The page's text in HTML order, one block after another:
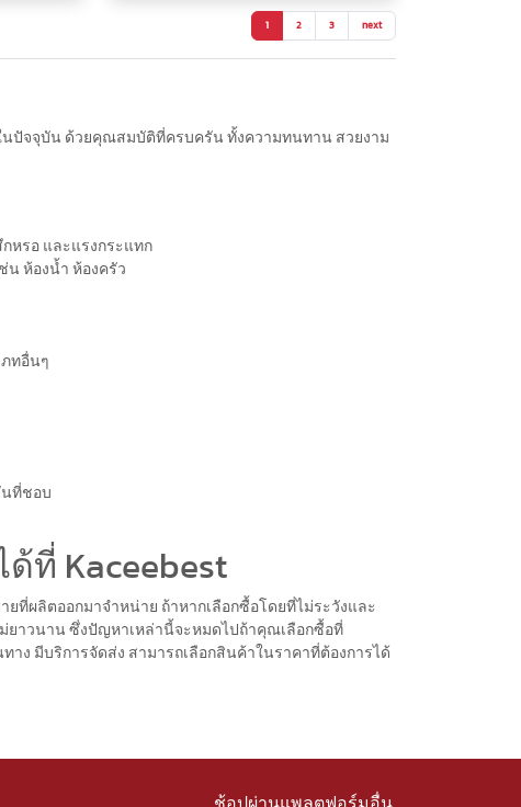
1 2 3 next
นปัจจุบัน ด้วยคุณสมบัติที่ครบครัน ทั้งความทนทาน สวยงาม
หรอ และแรงกระแทก
น ห้องน้ำ ห้องครัว
ภทอื่นๆ
นที่ชอบ
ที่ Kaceebest
ที่ผลิตออกมาจำหน่าย ถ้าหากเลือกซื้อโดยที่ไม่ระวังและ
ยาวนาน ซึ่งปัญหาเหล่านี้จะหมดไปถ้าคุณเลือกซื้อที่
าง มีบริการจัดส่ง สามารถเลือกสินค้าในราคาที่ต้องการได้
ช้อปผ่านแพลตฟอร์มอื่น